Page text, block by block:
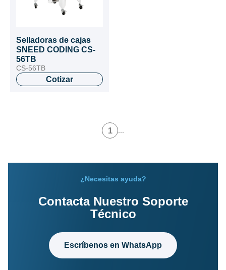
Selladoras de cajas
SNEED CODING CS-
56TB
CS-56TB
Cotizar
1
¿Necesitas ayuda?
Contacta Nuestro Soporte
Técnico
Escríbenos en WhatsApp